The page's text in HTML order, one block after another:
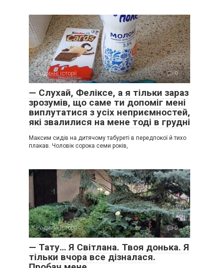
Родинні історії 0
— Слухай, Феліксе, а я тільки зараз
зрозумів, що саме ти допоміг мені
виплутатися з усіх неприємностей,
які звалилися на мене тоді в грудні
Максим сидів на дитячому табуреті в передпокої й тихо
плакав. Чоловік сорока семи років,
Родинні історії 0
— Тату… Я Світлана. Твоя донька. Я
тільки вчора все дізналася.